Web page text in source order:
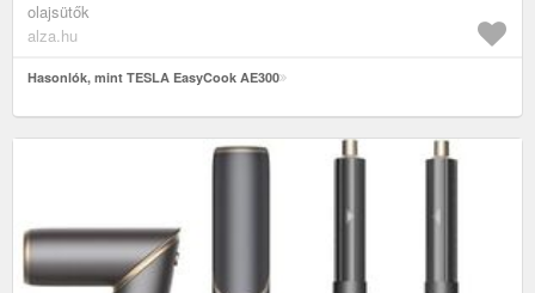
olajsütők
alza.hu
Hasonlók, mint TESLA EasyCook AE300